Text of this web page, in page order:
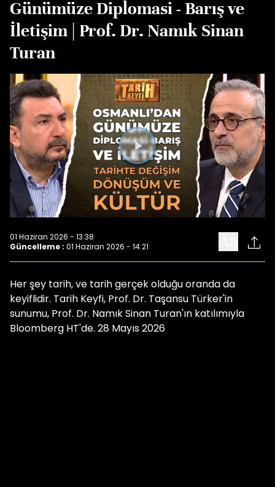
Günümüze Diplomasi - Barış ve
İletişim | Prof. Dr. Namık Sinan
Turan
Videoyu
Oynat
01 Haziran 2026 - 13:38
Güncelleme : 01 Haziran 2026 - 14:21
Her şey tarih, ve tarih gerçek olduğu oranda da
keyiflidir. Tarih Keyfi, Prof. Dr. Taşansu Türker'in
sunumu, Prof. Dr. Namık Sinan Turan'ın katılımıyla
Bloomberg HT'de. 28 Mayıs 2026